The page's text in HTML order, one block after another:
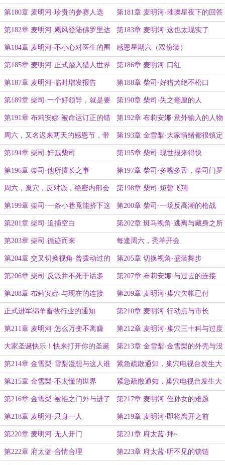
乓球
第180章 麦明河·珍贵的参赛人选 第181章 麦明河·璀璨星夜下的回答
第182章 麦明河·飓风登陆佛罗里达 第183章 麦明河·这也太现实了
第184章 麦明河·不小心对医生的围
追堵截
感恩星期六（双份装）
第185章 麦明河·正式踏入猎人世界 第186章 麦明河·口红
第187章 麦明河·临时增发报告 第188章 柴司·好猎犬绝不松口
第189章 柴司·一个好领导，就是要
知人善任
第190章 柴司·失之毫厘的人
第191章 布莉安娜·被命运订正的错
误
第192章 布莉安娜·意外输入的人物
指令
周六，又名迟来两天的感恩节，带
来一份不知谁写的绝密文件
第193章 金雪梨·大家情绪都很镇定
第194章 柴司·奸贼柴司 第195章 柴司·现世报来得快
第196章 柴司·他所擅长之事 第197章 柴司·多嘴多舌，柴司门罗
周六，巢穴，反对派，绝密内部会
议
第198章 柴司·短暂飞翔
第199章 柴司·一条小巷竟能挤下这
么多人
第200章 柴司·一场反高潮的枪战
第201章 柴司·追捕空白 第202章 斑马视角·逃离与藏身之所
第203章 柴司·循迹而来 每逢周六，秃羊开会
第204章 交叉切换视角·曾拨动过的
历史
第205章 切换视角·盛装舞步
第206章 柴司·反派并不死于话多 第207章 布莉安娜·与过去的连接
第208章 布莉安娜·与现在的连接 第209章 麦明河·巢穴欠帐已付
正式进军绵羊畜牧行业的通知 第210章 麦明河·行动点与市长
第211章 麦明河·怎么万变不离赚
钱？
第212章 麦明河·巢穴三十科与过度
包装
大家圣诞快乐！快来打开你的圣诞
礼物看看
第213章 金雪梨·金雪梨的外壳与没
了外壳的口红
第214章 金雪梨·雪梨漫想与这人谁
啊
紧急疏散通知，巢穴电视台发生大
爆炸
第215章 金雪梨·不太懂的世界 紧急疏散通知，巢穴电视台发生大
爆炸（重发免费版）
第216章 金雪梨·被拒之门外与进了
门的
第217章 麦明河·侄孙女的难题
第218章 麦明河·只身一人 第219章 麦明河·即将离开之前
第220章 麦明河·无人开门 第221章 府太蓝·拜~
第222章 府太蓝·合情合理 第223章 府太蓝·听不见的锁链